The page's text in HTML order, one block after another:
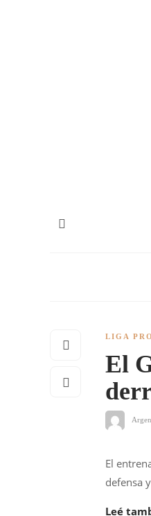
LIGA
El
El
defensa
Leé